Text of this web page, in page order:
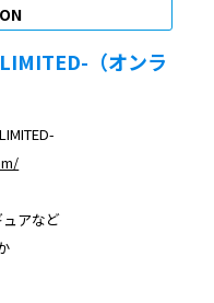
（オンラ
アなど